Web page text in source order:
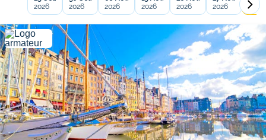
2026
2026
2026
2026
2026
2026
2026